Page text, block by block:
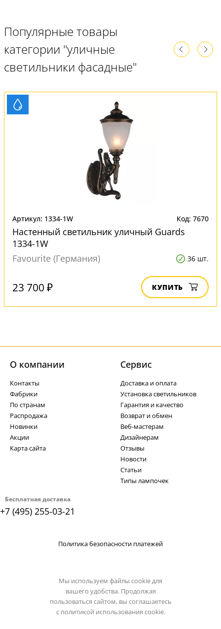
Популярные товары
категории "уличные
светильники фасадные"
Артикул: 1334-1W Код: 7670
Настенный светильник уличный Guards
1334-1W
Favourite (Германия)
36 шт.
23 700 ₽ КУПИТЬ
Бесплатная доставка
+7 (495) 255-03-21
О компании
Контакты
Фабрики
По странам
Распродажа
Новинки
Акции
Карта сайта
Cервис
Доставка и оплата
Установка светильников
Гарантия и качество
Возврат и обмен
Веб-мастерам
Дизайнерам
Отзывы
Новости
Статьи
Типы лампочек
Политика безопасности платежей
Мы используем файлы cookie для
вашего удобства. Продолжая
пользоваться сайтом, вы соглашаетесь
с политикой использования cookie.